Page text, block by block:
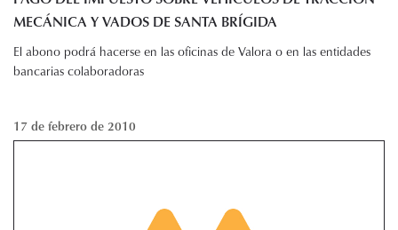
MECÁNICA Y VADOS DE SANTA BRÍGIDA
El abono podrá hacerse en las oficinas de Valora o en las entidades
bancarias colaboradoras
17 de febrero de 2010